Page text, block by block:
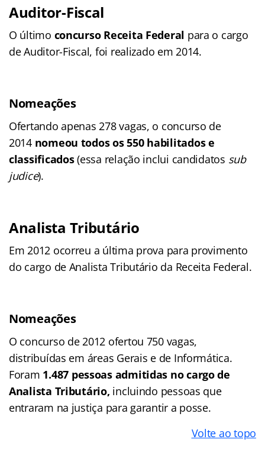
Auditor-Fiscal
O último concurso Receita Federal para o cargo
de Auditor-Fiscal, foi realizado em 2014.
Nomeações
Ofertando apenas 278 vagas, o concurso de
2014nomeou todos os 550 habilitados e
classificados(essa relação inclui candidatos sub
judice).
Analista Tributário
Em 2012 ocorreu a última prova para provimento
do cargo de Analista Tributário da Receita Federal.
Nomeações
O concurso de 2012 ofertou 750 vagas,
distribuídas em áreas Gerais e de Informática.
Foram 1.487 pessoas admitidas no cargo de
Analista Tributário, incluindo pessoas que
entraram na justiça para garantir a posse.
Volte ao topo